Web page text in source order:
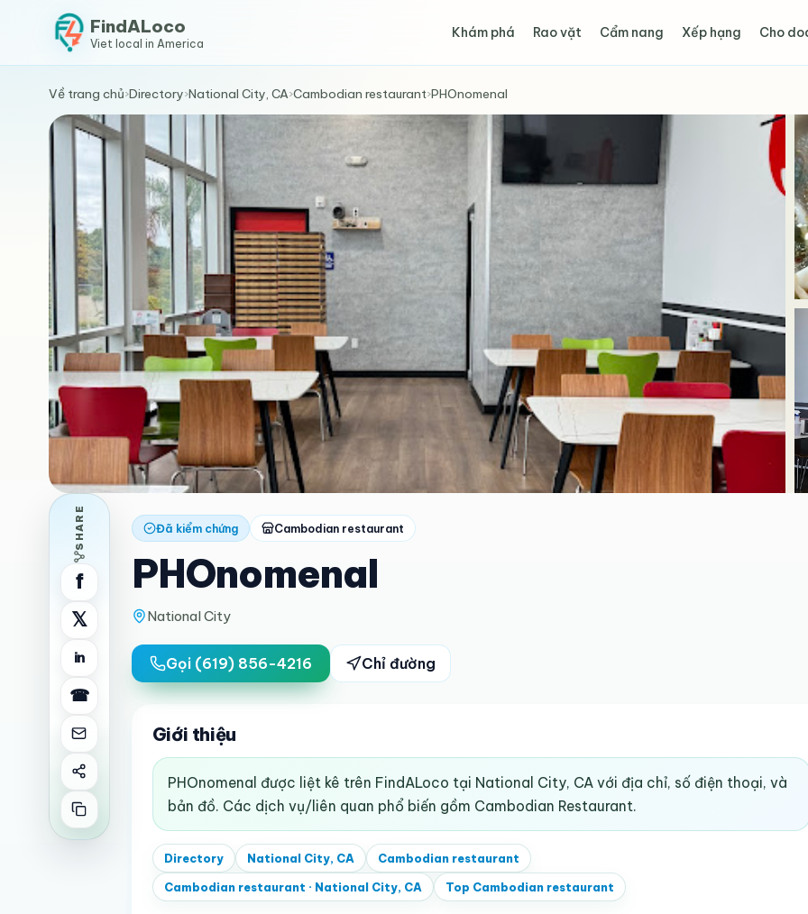
FindALoco
Viet local in America
Khám phá Rao vặt Cẩm nang Xếp hạng Cho
Về trang chủ›Directory›National City, CA›Cambodian restaurant›PHOnomenal
SHARE
f
𝕏
in
☎
Đã kiểm chứng Cambodian restaurant
PHOnomenal
National City
Gọi (619) 856-4216 Chỉ đường
Giới thiệu
PHOnomenal được liệt kê trên FindALoco tại National City, CA với địa chỉ, số điện thoại, và
bản đồ. Các dịch vụ/liên quan phổ biến gồm Cambodian Restaurant.
Directory National City, CA
Cambodian restaurant
Cambodian restaurant · National City, CA Top Cambodian restaurant